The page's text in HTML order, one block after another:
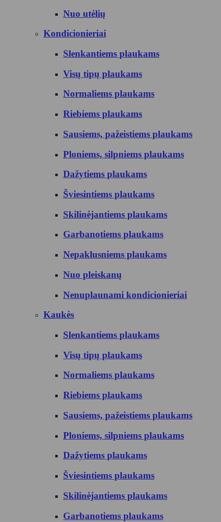
Nuo utėlių
Kondicionieriai
Slenkantiems plaukams
Visų tipų plaukams
Normaliems plaukams
Riebiems plaukams
Sausiems, pažeistiems plaukams
Ploniems, silpniems plaukams
Dažytiems plaukams
Šviesintiems plaukams
Skilinėjantiems plaukams
Garbanotiems plaukams
Nepaklusniems plaukams
Nuo pleiskanų
Nenuplaunami kondicionieriai
Kaukės
Slenkantiems plaukams
Visų tipų plaukams
Normaliems plaukams
Riebiems plaukams
Sausiems, pažeistiems plaukams
Ploniems, silpniems plaukams
Dažytiems plaukams
Šviesintiems plaukams
Skilinėjantiems plaukams
Garbanotiems plaukams